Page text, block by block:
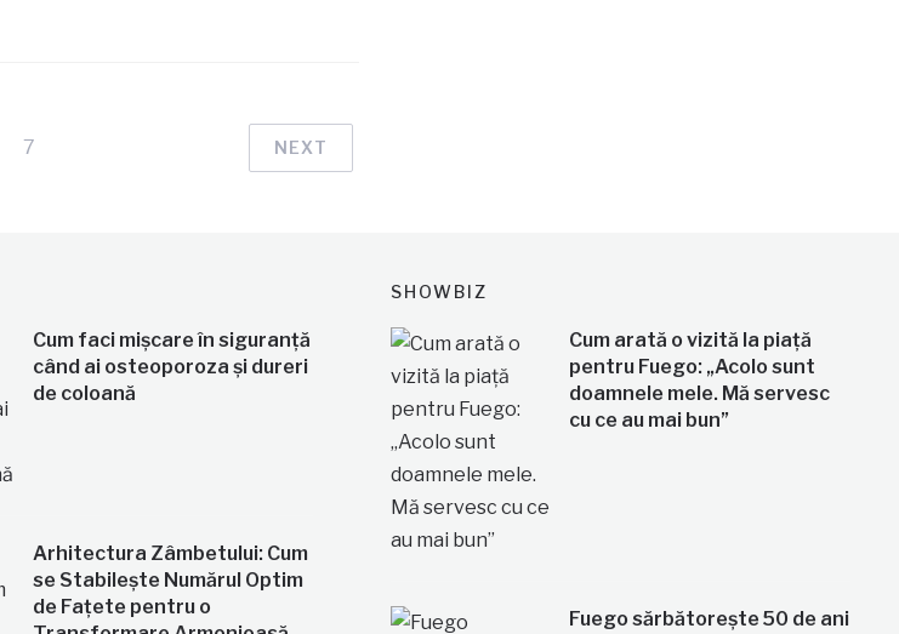
7 NEXT
Cum faci mișcare în siguranță
când ai osteoporoza și dureri
de coloană
Arhitectura Zâmbetului: Cum
se Stabilește Numărul Optim
de Fațete pentru o
SHOWBIZ
Cum arată o vizită la piață
pentru Fuego: „Acolo sunt
doamnele mele. Mă servesc
cu ce au mai bun”
Fuego sărbătorește 50 de ani